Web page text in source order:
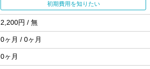
初期費用を知りたい
2,200円 / 無
0ヶ月 / 0ヶ月
0ヶ月